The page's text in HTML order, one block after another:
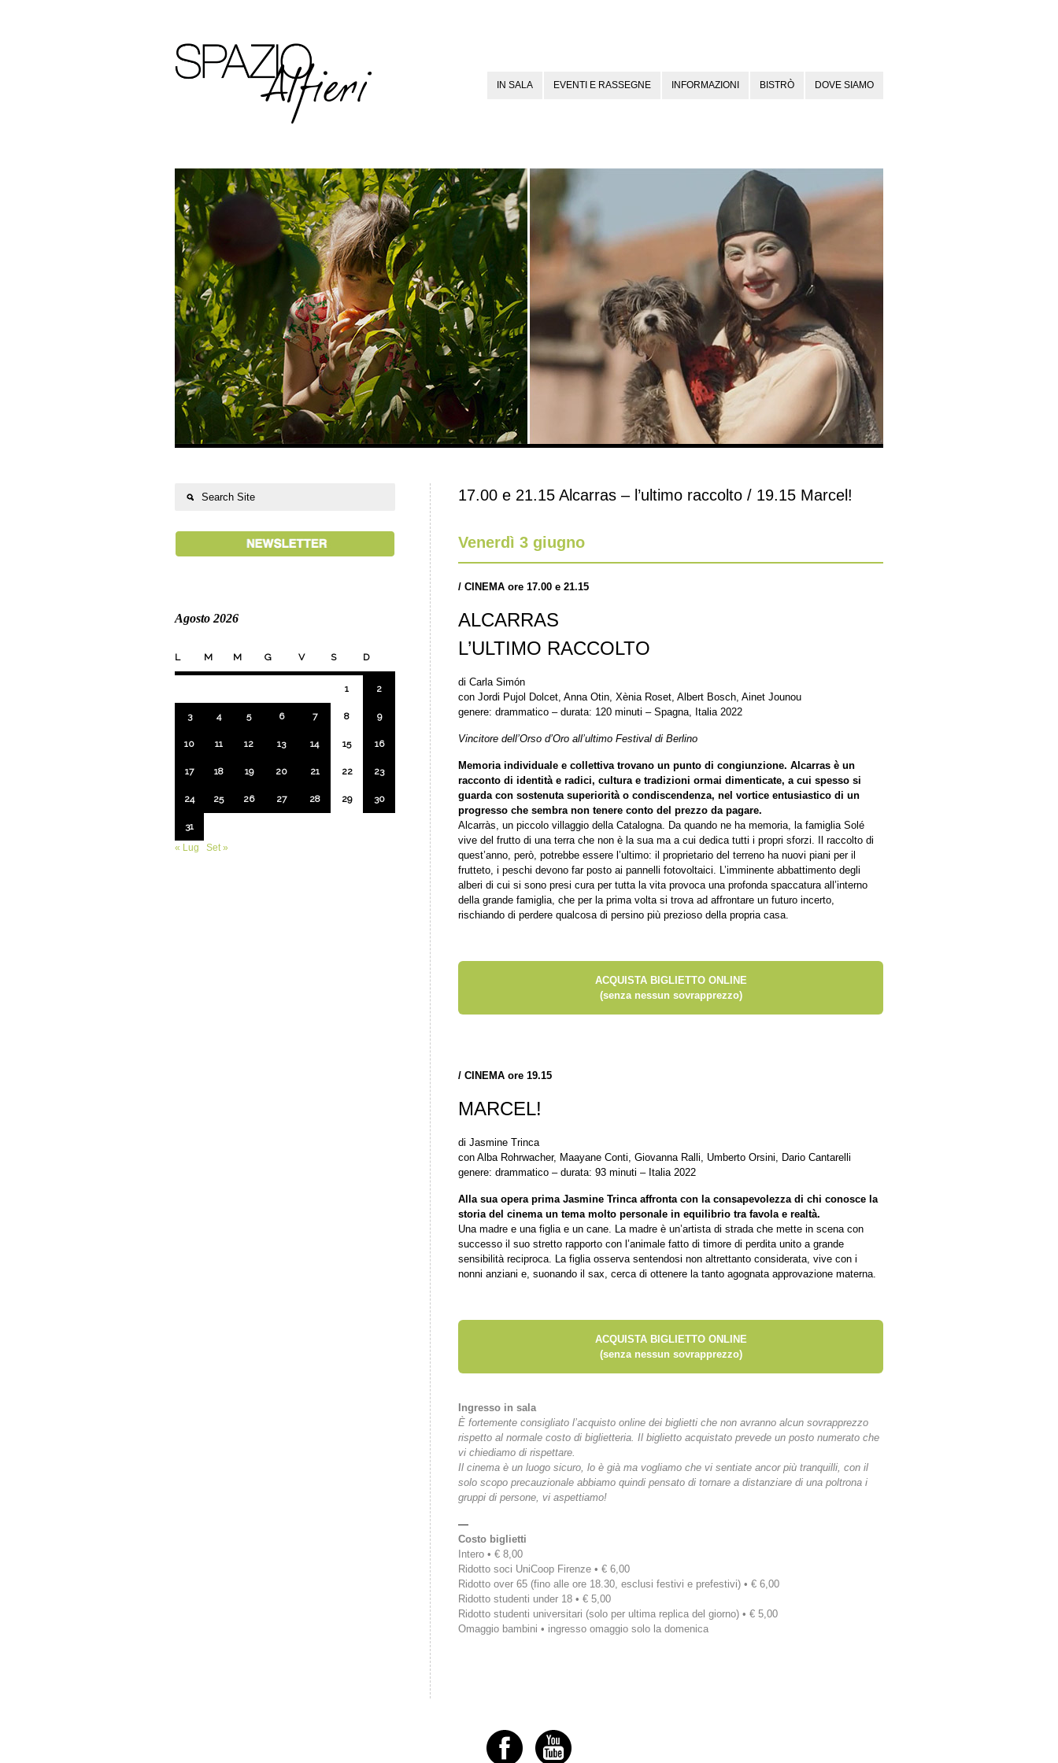
IN SALA EVENTI E RASSEGNE INFORMAZIONI BISTRÒ DOVE SIAMO
17.00 e 21.15 Alcarras – l’ultimo raccolto / 19.15 Marcel!
Venerdì 3 giugno
/ CINEMA ore 17.00 e 21.15
ALCARRAS
L’ULTIMO RACCOLTO
di Carla Simón
con Jordi Pujol Dolcet, Anna Otin, Xènia Roset, Albert Bosch, Ainet Jounou
genere: drammatico – durata: 120 minuti – Spagna, Italia 2022
Vincitore dell’Orso d’Oro all’ultimo Festival di Berlino
Memoria individuale e collettiva trovano un punto di congiunzione. Alcarras è un
racconto di identità e radici, cultura e tradizioni ormai dimenticate, a cui spesso si
guarda con sostenuta superiorità o condiscendenza, nel vortice entusiastico di un
progresso che sembra non tenere conto del prezzo da pagare.
Alcarràs, un piccolo villaggio della Catalogna. Da quando ne ha memoria, la famiglia Solé
vive del frutto di una terra che non è la sua ma a cui dedica tutti i propri sforzi. Il raccolto di
quest’anno, però, potrebbe essere l’ultimo: il proprietario del terreno ha nuovi piani per il
frutteto, i peschi devono far posto ai pannelli fotovoltaici. L’imminente abbattimento degli
alberi di cui si sono presi cura per tutta la vita provoca una profonda spaccatura all’interno
della grande famiglia, che per la prima volta si trova ad affrontare un futuro incerto,
rischiando di perdere qualcosa di persino più prezioso della propria casa.
ACQUISTA BIGLIETTO ONLINE
(senza nessun sovrapprezzo)
/ CINEMA ore 19.15
MARCEL!
di Jasmine Trinca
con Alba Rohrwacher, Maayane Conti, Giovanna Ralli, Umberto Orsini, Dario Cantarelli
genere: drammatico – durata: 93 minuti – Italia 2022
Alla sua opera prima Jasmine Trinca affronta con la consapevolezza di chi conosce la
storia del cinema un tema molto personale in equilibrio tra favola e realtà.
Una madre e una figlia e un cane. La madre è un’artista di strada che mette in scena con
successo il suo stretto rapporto con l’animale fatto di timore di perdita unito a grande
sensibilità reciproca. La figlia osserva sentendosi non altrettanto considerata, vive con i
nonni anziani e, suonando il sax, cerca di ottenere la tanto agognata approvazione materna.
ACQUISTA BIGLIETTO ONLINE
(senza nessun sovrapprezzo)
Ingresso in sala
È fortemente consigliato l’acquisto online dei biglietti che non avranno alcun sovrapprezzo
rispetto al normale costo di biglietteria. Il biglietto acquistato prevede un posto numerato che
vi chiediamo di rispettare.
Il cinema è un luogo sicuro, lo è già ma vogliamo che vi sentiate ancor più tranquilli, con il
solo scopo precauzionale abbiamo quindi pensato di tornare a distanziare di una poltrona i
gruppi di persone, vi aspettiamo!
—
Costo biglietti
Intero • € 8,00
Ridotto soci UniCoop Firenze • € 6,00
Ridotto over 65 (fino alle ore 18.30, esclusi festivi e prefestivi) • € 6,00
Ridotto studenti under 18 • € 5,00
Ridotto studenti universitari (solo per ultima replica del giorno) • € 5,00
Omaggio bambini • ingresso omaggio solo la domenica
Agosto 2026
L M M G V S D
1 2
3 4 5 6 7 8 9
10 11 12 13 14 15 16
17 18 19 20 21 22 23
24 25 26 27 28 29 30
31
« Lug
Set »